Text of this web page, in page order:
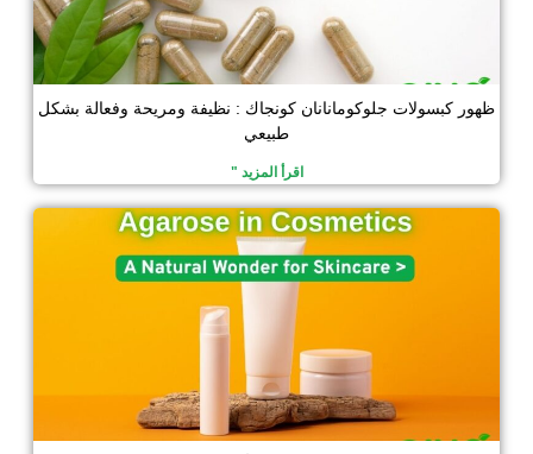
ظهور كبسولات جلوكومانانان كونجاك : نظيفة ومريحة وفعالة بشكل
طبيعي
اقرأ المزيد "